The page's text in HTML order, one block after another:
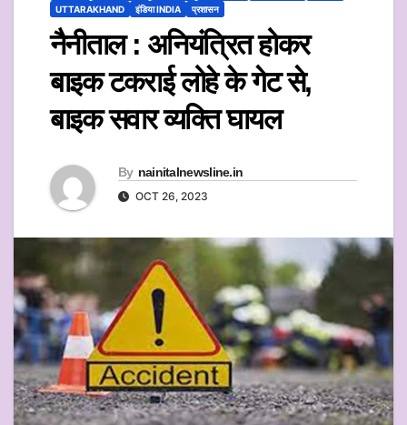
UTTARAKHAND
इंडिया INDIA प्रशासन
नैनीताल : अनियंत्रित होकर
बाइक टकराई लोहे के गेट से,
बाइक सवार व्यक्ति घायल
By nainitalnewsline.in
OCT 26, 2023